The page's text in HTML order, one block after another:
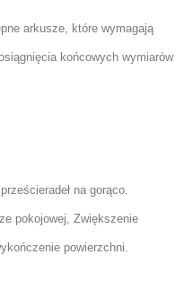
arkusze, które wymagają
końcowych wymiarów
na gorąco.
pokojowej, Zwiększenie
powierzchni.